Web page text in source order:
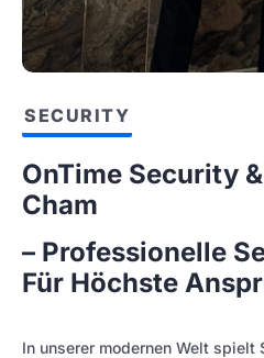
SECURITY
OnTime Security
Cham
– Professionelle
Für Höchste
In unserer modernen Welt spielt